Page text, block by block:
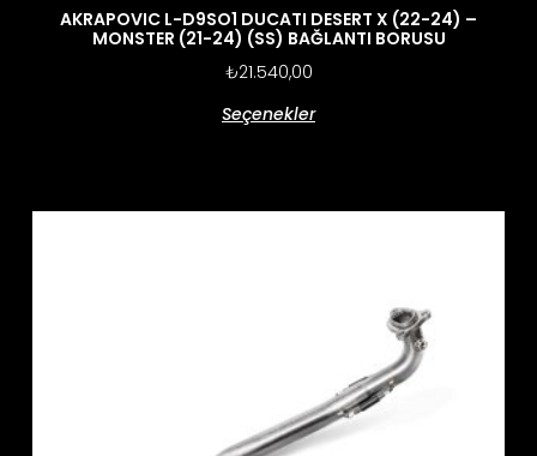
AKRAPOVIC L-D9SO1 DUCATI DESERT X (22-24) –
MONSTER (21-24) (SS) BAĞLANTI BORUSU
₺21.540,00
Seçenekler